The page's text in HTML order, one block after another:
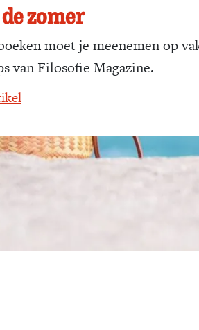
zomer
moet je meenemen op
van Filosofie Magazine.